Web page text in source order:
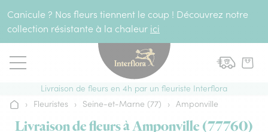
Canicule ? Nos fleurs tiennent le coup ! Découvrez notre
collection résistante à la chaleur ici
Livraison de fleurs en 4h par un fleuriste Interflora
Accueil
› Fleuristes › Seine-et-Marne (77) › Amponville
Livraison de fleurs à Amponville (77760)